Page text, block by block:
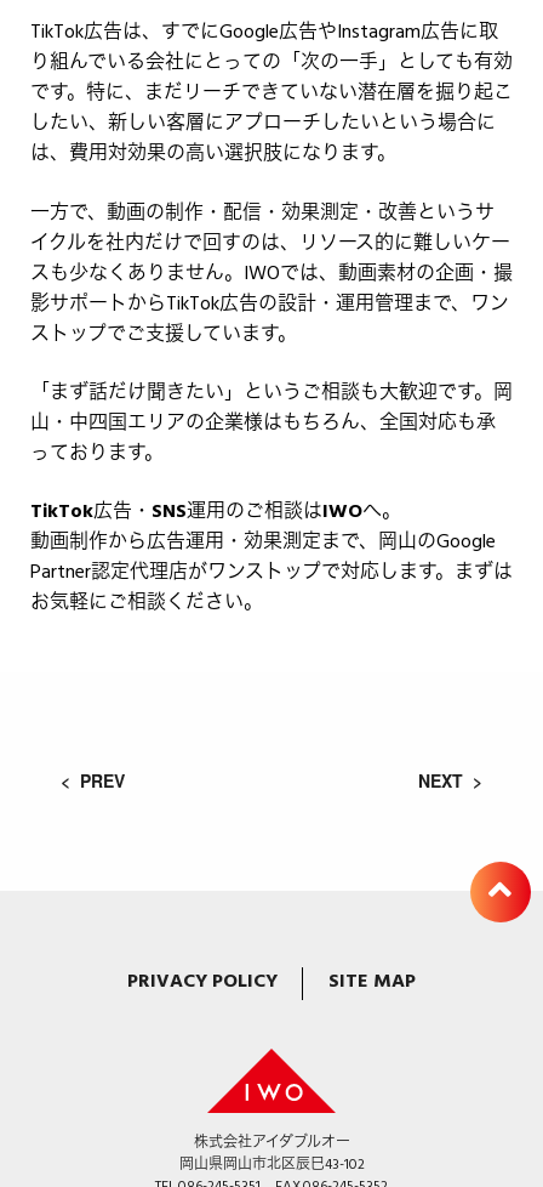
TikTok広告は、すでにGoogle広告やInstagram広告に取
り組んでいる会社にとっての「次の一手」としても有効
です。特に、まだリーチできていない潜在層を掘り起こ
したい、新しい客層にアプローチしたいという場合に
は、費用対効果の高い選択肢になります。
一方で、動画の制作・配信・効果測定・改善というサ
イクルを社内だけで回すのは、リソース的に難しいケー
スも少なくありません。IWOでは、動画素材の企画・撮
影サポートからTikTok広告の設計・運用管理まで、ワン
ストップでご支援しています。
「まず話だけ聞きたい」というご相談も大歓迎です。岡
山・中四国エリアの企業様はもちろん、全国対応も承
っております。
TikTok広告・SNS運用のご相談はIWOへ。
動画制作から広告運用・効果測定まで、岡山のGoogle
Partner認定代理店がワンストップで対応します。まずは
お気軽にご相談ください。
< PREV NEXT >
PRIVACY POLICY SITE MAP
株式会社アイダブルオー
岡山県岡山市北区辰巳43-102